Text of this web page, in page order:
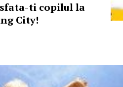
ti copilul la
City!